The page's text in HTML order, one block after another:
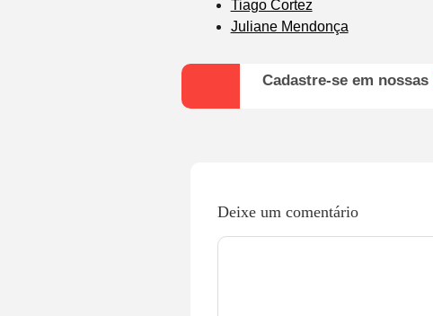
Tiago Cortez
Juliane Mendonça
Cadastre-se em nossas
Deixe um comentário